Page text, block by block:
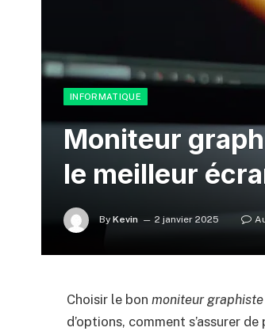
INFORMATIQUE
Moniteur
le meilleur
By Kevin 2 janvier 2025
Choisir le bonmoniteur graphiste
d’options, comment s’assurer